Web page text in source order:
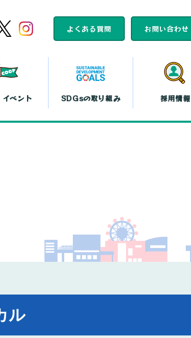
よくある質問 お問い合わせ
コープの福
イベント SDGsの取り組み 採用情報
ル